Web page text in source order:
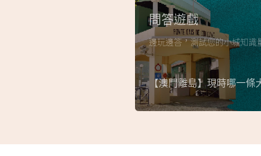
問答遊戲
邊玩邊答，測試您的小城知識
【澳門離島】現時哪一條